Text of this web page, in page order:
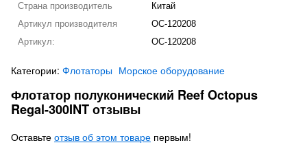
Страна производитель
Китай
Артикул производителя
OC-120208
Артикул:
OC-120208
Категории: Флотаторы Морское оборудование
Флотатор полуконический Reef Octopus
Regal-300INT отзывы
Оставьте отзыв об этом товаре первым!